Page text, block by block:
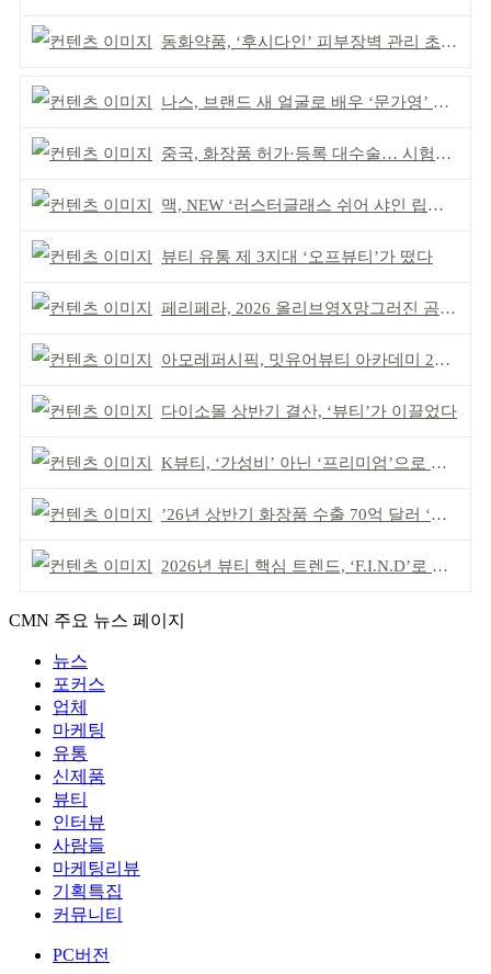
동화약품, ‘후시다인’ 피부장벽 관리 초점 ‘리브랜딩’
나스, 브랜드 새 얼굴로 배우 ‘문가영’ 발탁
중국, 화장품 허가·등록 대수술… 시험자료 공용 허용
맥, NEW ‘러스터글래스 쉬어 샤인 립스틱’ 출시
뷰티 유통 제 3지대 ‘오프뷰티’가 떴다
페리페라, 2026 올리브영X망그러진 곰 콜라보
아모레퍼시픽, 밋유어뷰티 아카데미 2기 발대식
다이소몰 상반기 결산, ‘뷰티’가 이끌었다
K뷰티, ‘가성비’ 아닌 ‘프리미엄’으로 승부걸어야
’26년 상반기 화장품 수출 70억 달러 ‘역대 최고’
2026년 뷰티 핵심 트렌드, ‘F.I.N.D’로 읽는다
CMN 주요 뉴스 페이지
뉴스
포커스
업체
마케팅
유통
신제품
뷰티
인터뷰
사람들
마케팅리뷰
기획특집
커뮤니티
PC버전